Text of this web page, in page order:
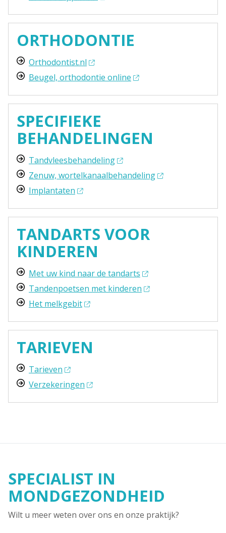
ORTHODONTIE
Orthodontist.nl
Beugel, orthodontie online
SPECIFIEKE
BEHANDELINGEN
Tandvleesbehandeling
Zenuw, wortelkanaalbehandeling
Implantaten
TANDARTS VOOR
KINDEREN
Met uw kind naar de tandarts
Tandenpoetsen met kinderen
Het melkgebit
TARIEVEN
Tarieven
Verzekeringen
SPECIALIST IN
MONDGEZONDHEID
Wilt u meer weten over ons en onze praktijk?